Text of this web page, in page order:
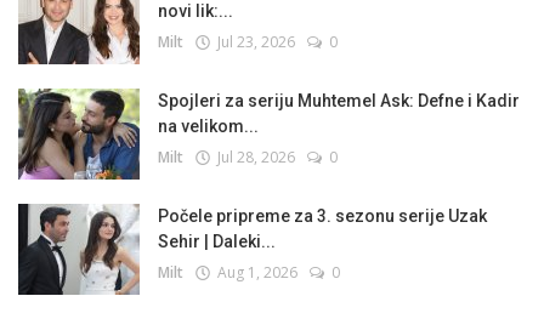
novi lik:...
Milt Jul 23, 2026 0
Spojleri za seriju Muhtemel Ask: Defne i Kadir
na velikom...
Milt Jul 28, 2026 0
Počele pripreme za 3. sezonu serije Uzak
Sehir | Daleki...
Milt Aug 1, 2026 0